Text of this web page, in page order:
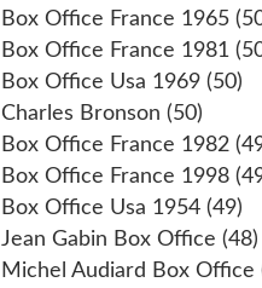
Box Office France 1965
Box Office France 1981
Box Office Usa 1969 (50)
Charles Bronson (50)
Box Office France 1982
Box Office France 1998
Box Office Usa 1954 (49)
Jean Gabin Box Office (48)
Michel Audiard Box Office